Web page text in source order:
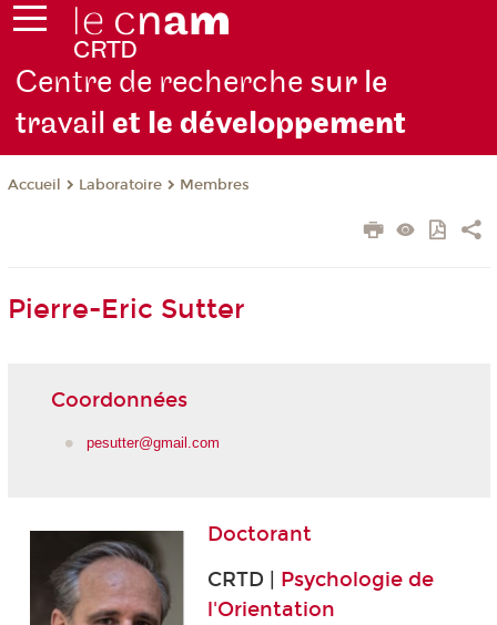
Centre de recherche sur le
travailet le développement
Accueil Laboratoire Membres
Pierre-Eric Sutter
Coordonnées
pesutter@gmail.com
Doctorant
CRTD | Psychologie de
l'Orientation